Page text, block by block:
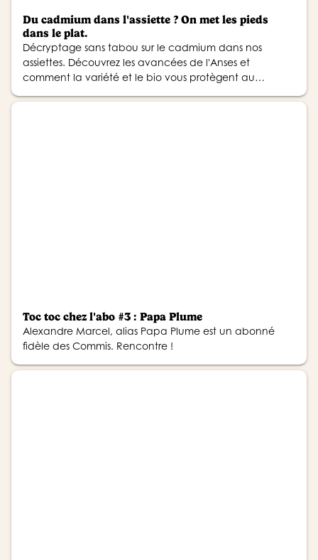
Du cadmium dans l'assiette ? On met les pieds
dans le plat.
Décryptage sans tabou sur le cadmium dans nos
assiettes. Découvrez les avancées de l'Anses et
comment la variété et le bio vous protègent au
Toc toc chez l'abo #3 : Papa Plume
Alexandre Marcel, alias Papa Plume est un abonné
fidèle des Commis. Rencontre !